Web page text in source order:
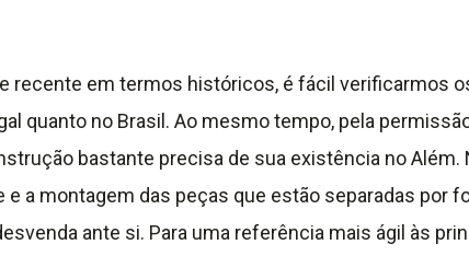
em termos históricos, é fácil verificarmos
quanto no Brasil. Ao mesmo tempo, pela
bastante precisa de sua existência no Além.
a montagem das peças que estão separadas por
ante si. Para uma referência mais ágil às